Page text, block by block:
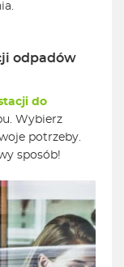
odpadów
do
Wybierz
potrzeby.
sposób!